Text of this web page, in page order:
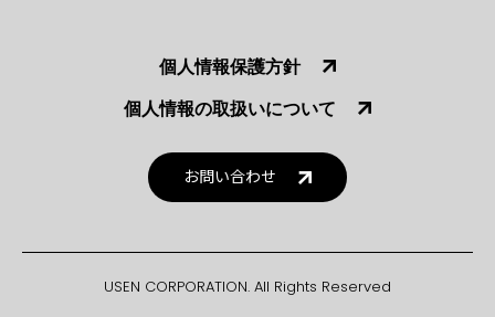
個人情報保護方針
個人情報の取扱いについて
お問い合わせ
USEN CORPORATION. All Rights Reserved